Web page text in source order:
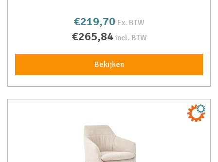
€219,70 Ex. BTW
€265,84 incl. BTW
Bekijken